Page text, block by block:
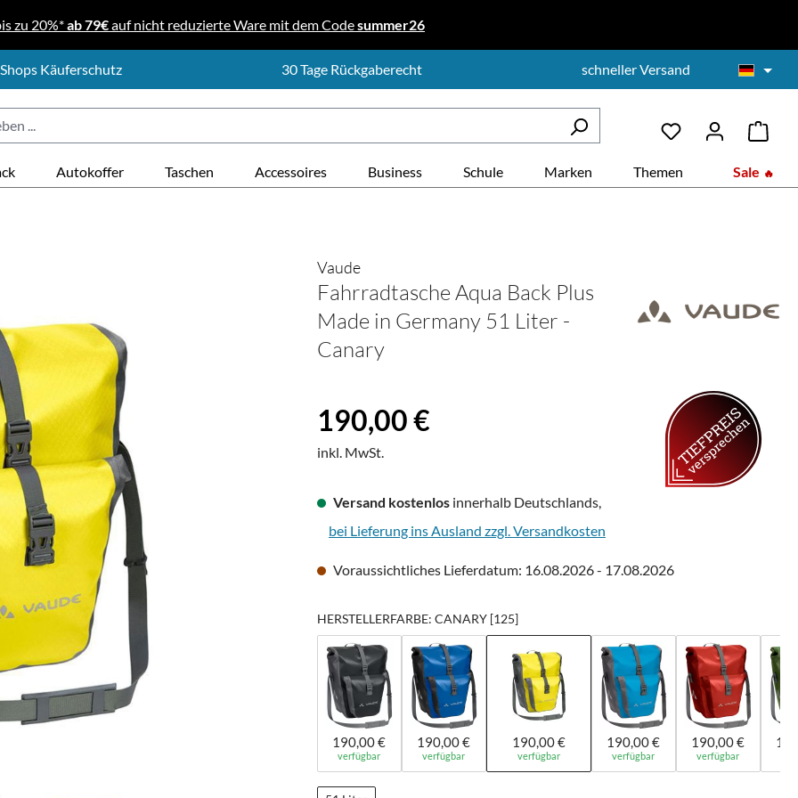
zu 20%*ab 79€auf nicht reduzierte Ware mit dem Codesummer26
Käuferschutz 30 Tage Rückgaberecht schneller Versand
Autokoffer Taschen Accessoires Business Schule Marken Themen Sale
Vaude
Fahrradtasche Aqua Back Plus
Made in Germany 51 Liter -
Canary
Regulärer Preis:
190,00 €
inkl. MwSt.
Versand kostenlos innerhalb Deutschlands,
bei Lieferung ins Ausland zzgl. Versandkosten
Voraussichtliches Lieferdatum: 16.08.2026 - 17.08.2026
HERSTELLERFARBE: CANARY [125]
190,00 €
verfügbar
190,00 €
verfügbar
190,00 €
verfügbar
190,00 €
verfügbar
190,00 €
verfügbar